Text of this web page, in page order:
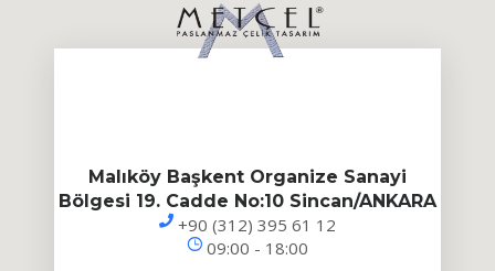
Malıköy Başkent Organize Sanayi
Bölgesi 19. Cadde No:10 Sincan/ANKARA
+90 (312) 395 61 12
09:00 - 18:00